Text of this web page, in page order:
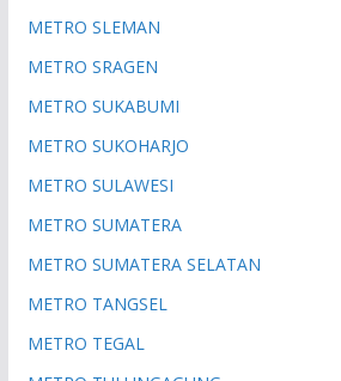
METRO SLEMAN
METRO SRAGEN
METRO SUKABUMI
METRO SUKOHARJO
METRO SULAWESI
METRO SUMATERA
METRO SUMATERA SELATAN
METRO TANGSEL
METRO TEGAL